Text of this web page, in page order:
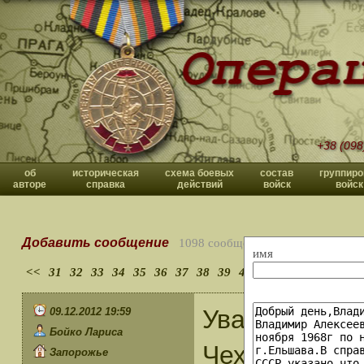
+38
об
авторе
историческая
справка
схема боевых
действий
состав
войск
войск
имя
Добавить сообщение 1098 сообщений
<< 31 32 33 34 35 36 37 38 39 40
09.12.2012 19:59
Бойко Лариса
Запорожье
Уважаемые